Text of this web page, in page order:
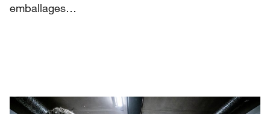
emballages…